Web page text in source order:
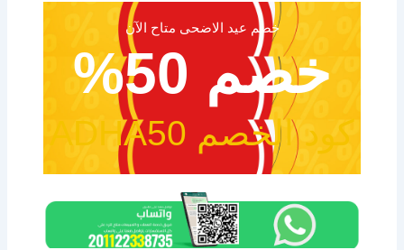
خصم عيد الاضحى متاح الآن
خصم 50%
كود الخصم ADHA50